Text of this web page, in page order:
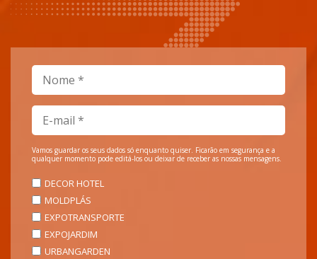
Vamos guardar os seus dados só enquanto quiser. Ficarão em segurança e a
qualquer momento pode editá-los ou deixar de receber as nossas mensagens.
DECOR HOTEL
MOLDPLÁS
EXPOTRANSPORTE
EXPOJARDIM
URBANGARDEN